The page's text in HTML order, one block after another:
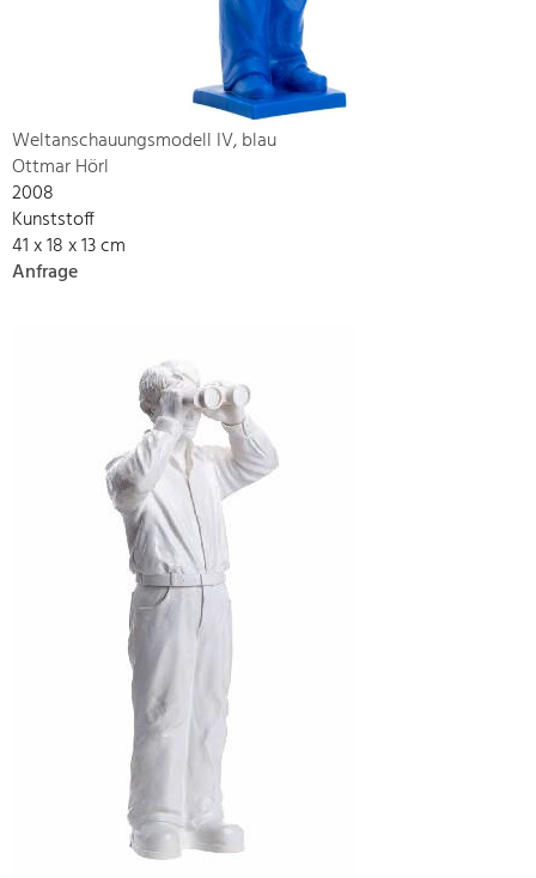
Weltanschauungsmodell IV, blau
Ottmar Hörl
2008
Kunststoff
41 x 18 x 13 cm
Anfrage